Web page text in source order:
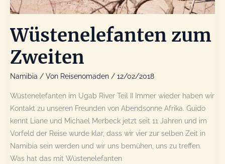
Wüstenelefanten zum
Zweiten
Namibia / Von Reisenomaden / 12/02/2018
Wüstenelefanten im Ugab River Teil II Immer wieder haben wir
Kontakt zu unseren Freunden von Abendsonne Afrika. Guido
kennt Liane und Michael Merbeck jetzt seit 11 Jahren und im
Vorfeld der Reise wurde klar, dass wir vier zur selben Zeit in
Namibia sein werden und wir uns bemühen, uns zu treffen.
Was hat das mit Wüstenelefanten